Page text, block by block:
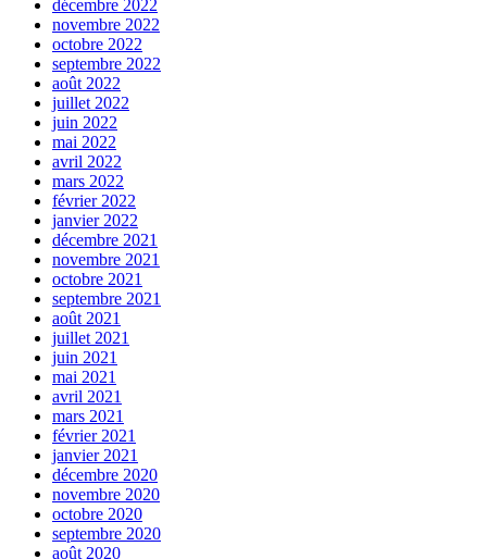
décembre 2022
novembre 2022
octobre 2022
septembre 2022
août 2022
juillet 2022
juin 2022
mai 2022
avril 2022
mars 2022
février 2022
janvier 2022
décembre 2021
novembre 2021
octobre 2021
septembre 2021
août 2021
juillet 2021
juin 2021
mai 2021
avril 2021
mars 2021
février 2021
janvier 2021
décembre 2020
novembre 2020
octobre 2020
septembre 2020
août 2020